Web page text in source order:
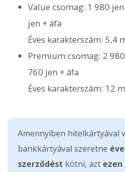
Value csomag: 1 980
jen + áfa
Éves karakterszám: 5,4
Premium csomag: 2
760 jen + áfa
Éves karakterszám: 12
Amennyiben hitelkártyával
bankkártyával szeretne
szerződést kötni, azt ezen